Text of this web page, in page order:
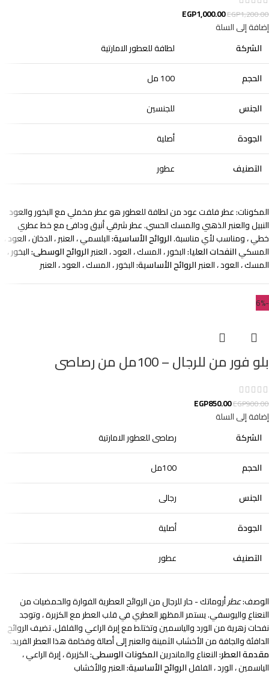
EGP1,200.00
EGP1,000.00
إضافة إلى السلة
الشركة
لطافة للعطور الامارتية
الحجم
100 مل
الجنس
للجنسين
الجودة
أصلية
التصنيف
عطور
المكونات: عطر فلفت عود من لطافة للعطور هو عطر مخملي مع البخور والعود
النبيل والعنبر الذهبي والمسك الحسي. عطر شرقي أنيق ودافئ مع خط عطري
خطي ، ومناسب لأي مناسبة.الروائح الأساسية:البلسمي ، العنبر ، الدخان ، العود ،
المسكيالنفحات العليا:البخور ، المسك ، العود ، العنبرالروائح الوسطى:البخور ،
المسك ، العود ، العنبرالروائح الأساسية:البخور ، المسك ، العود ، العنبر
-6%
بلو فور من للرجال – 100مل من رصاصى
EGP900.00
EGP850.00
إضافة إلى السلة
الشركة
رصاصى للعطور الامارتية
الحجم
100مل
الجنس
رجالى
الجودة
أصلية
التصنيف
عطور
الوصف:عطرأروماتك - حار للرجال من الروائح العطرية الفوارة والحمضيات من
النعناع واليوسفي. يستمر المظهر العطري في قلب العطر مع الكزبرة ، وتوجد
نفحات زهرية من الورد والياسمين وتختلط مع إبرة الراعي والفلفل. تضيف الروائح
الدافئة والجافة من الأخشاب الثمينة والعنبر إلى أصالة وفخامة هذا العطر الفريد.
مقدمة العطر:النعناع والماندرينالمكونات الوسطى:الكزبرة ، إبرة الراعي ،
الياسمين ، الورد ، الفلفلالروائح الأساسية:العنبر والأخشاب